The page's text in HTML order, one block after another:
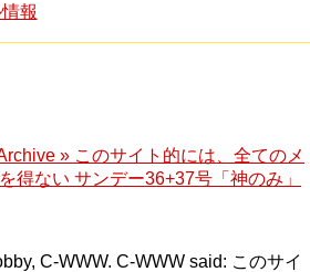
報
» このサイト的には、全てのメ
得ない サンデー36+37号「神のみ」
C-WWW. C-WWW said: このサイ